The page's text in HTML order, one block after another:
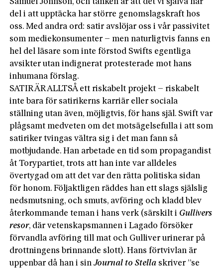
Samuel Johnson, och tanken är att det vi själva har
del i att upptäcka har större genomslagskraft hos
oss. Med andra ord: satir avslöjar oss i vår passivitet
som mediekonsumenter – men naturligtvis fanns en
hel del läsare som inte förstod Swifts egentliga
avsikter utan indignerat protesterade mot hans
inhumana förslag.
SATIR ÄR ALLTSÅ ett riskabelt projekt – riskabelt
inte bara för satirikerns karriär eller sociala
ställning utan även, möjligtvis, för hans själ. Swift var
plågsamt medveten om det motsägelsefulla i att som
satiriker tvingas vältra sig i det man fann så
motbjudande. Han arbetade en tid som propagandist
åt Torypartiet, trots att han inte var alldeles
övertygad om att det var den rätta politiska sidan
för honom. Följaktligen räddes han ett slags själslig
nedsmutsning, och smuts, avföring och kladd blev
återkommande teman i hans verk (särskilt i Gullivers
resor, där vetenskapsmannen i Lagado försöker
förvandla avföring till mat och Gulliver urinerar på
drottningens brinnande slott). Hans förtvivlan är
uppenbar då han i sinJournal to Stella skriver ”se